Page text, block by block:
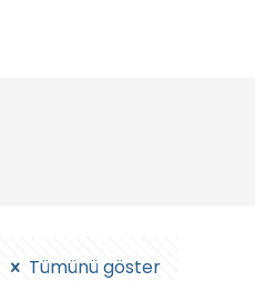
Tümünü göster